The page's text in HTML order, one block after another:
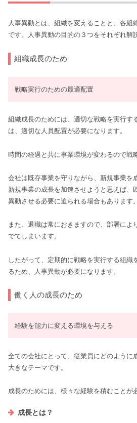
人事異動とは、組織を変えることと、各組
です。人事異動の目的の３つをそれぞれ解
組織成長のため
戦略実行のための最適配置
組織成長のためには、適切な戦略を実行す
は、適切な人員配置が必要になります。
時間の経過と共に事業環境が変わるので戦
会社は既存事業を守りながら、新規事業を
新規事業の成長を加速させようと思えば、
異動させる必要に迫られる場合もあります。
また、退職は常におきますので、部署によ
でてしまいます。
したがって、定期的に戦略を実行する組織
るため、人事異動が必要になります。
働く人の成長のため
経験を能力に変える環境を与える
全ての会社にとって、従業員にどのように
大きなテーマです。
成長のためには、様々な経験を積むことが
成長とは？